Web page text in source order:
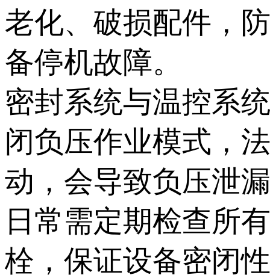
老化、破损配件，
备停机故障。
密封系统与温控系
闭负压作业模式，
动，会导致负压泄
日常需定期检查所
栓，保证设备密闭